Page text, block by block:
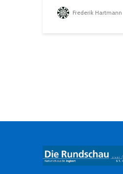
Frederik Hartmann